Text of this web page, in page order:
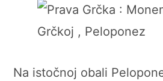
Na istočnoj obali